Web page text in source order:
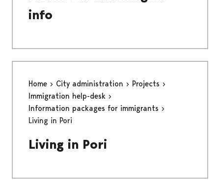
info
Home City administration
Projects
Immigration help-desk
Information packages for immigrants
Living in Pori
Living in Pori